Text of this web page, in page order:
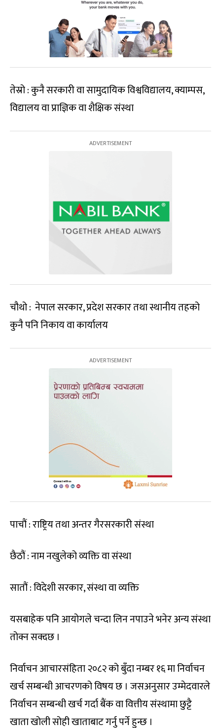
तेस्रो : कुनै सरकारी वा सामुदायिक विश्वविद्यालय, क्याम्पस,
विद्यालय वा प्राज्ञिक वा शैक्षिक संस्था
चौथो : नेपाल सरकार, प्रदेश सरकार तथा स्थानीय तहको
कुनै पनि निकाय वा कार्यालय
पाचौं : राष्ट्रिय तथा अन्तर गैरसरकारी संस्था
छैठौं : नाम नखुलेको व्यक्ति वा संस्था
सातौं : विदेशी सरकार, संस्था वा व्यक्ति
यसबाहेक पनि आयोगले चन्दा लिन नपाउने भनेर अन्य संस्था
तोक्न सक्दछ ।
निर्वाचन आचारसंहिता २०८२ को बुँदा नम्बर १६ मा निर्वाचन
खर्च सम्बन्धी आचरणको विषय छ । जसअनुसार उम्मेदवारले
निर्वाचन सम्बन्धी खर्च गर्दा बैंक वा वित्तीय संस्थामा छुट्टै
खाता खोली सोही खाताबाट गर्नु पर्ने हुन्छ ।